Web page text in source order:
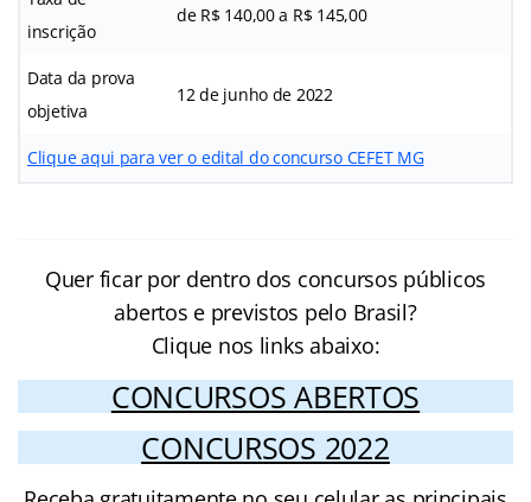
inscrição
de R$ 140,00 a R$ 145,00
Data da prova
objetiva
12 de junho de 2022
Clique aqui para ver o edital do concurso CEFET MG
Quer ficar por dentro dos concursos públicos
abertos e previstos pelo Brasil?
Clique nos links abaixo:
CONCURSOS ABERTOS
CONCURSOS 2022